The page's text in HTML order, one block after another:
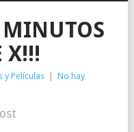
MINUTOS
X!!!
y Películas
No hay